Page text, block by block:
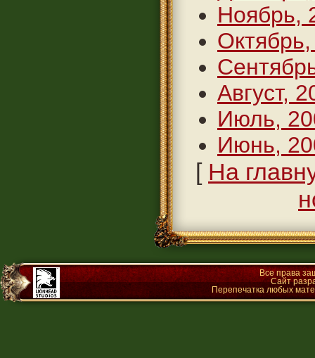
Ноябрь,
Август,
Июль,
Июнь,
[ На
Все права
Сайт
Перепечатка любых